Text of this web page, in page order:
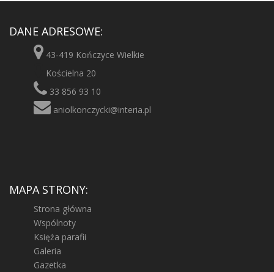
DANE ADRESOWE:
43-419 Kończyce Wielkie
Kościelna 20
33 856 93 10
aniolkonczycki@interia.pl
MAPA STRONY:
Strona główna
Wspólnoty
Księża parafii
Galeria
Gazetka